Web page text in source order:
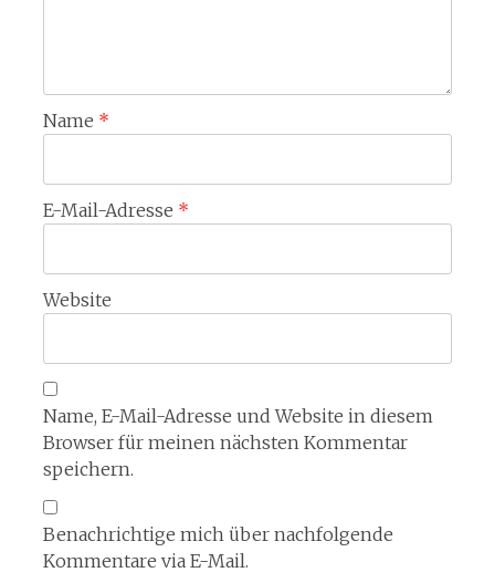
Name *
E-Mail-Adresse *
Website
Name, E-Mail-Adresse und Website in diesem
Browser für meinen nächsten Kommentar
speichern.
Benachrichtige mich über nachfolgende
Kommentare via E-Mail.